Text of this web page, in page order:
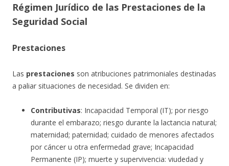
Régimen Jurídico de las Prestaciones de la
Seguridad Social
Prestaciones
Las prestaciones son atribuciones patrimoniales destinadas
a paliar situaciones de necesidad. Se dividen en:
Contributivas: Incapacidad Temporal (IT); por riesgo
durante el embarazo; riesgo durante la lactancia natural;
maternidad; paternidad; cuidado de menores afectados
por cáncer u otra enfermedad grave; Incapacidad
Permanente (IP); muerte y supervivencia: viudedad y